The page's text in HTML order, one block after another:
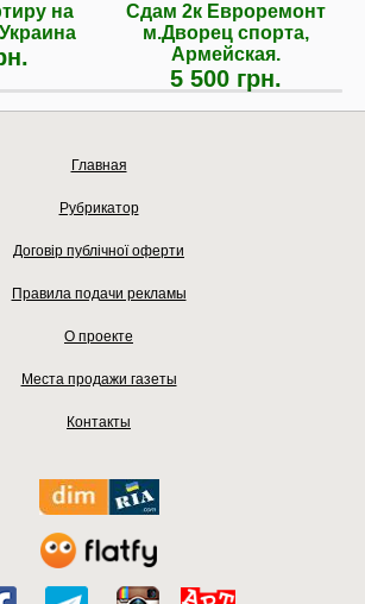
на
Сдам 2к Евроремонт
м.Дворец спорта,
Армейская.
5 500 грн.
Главная
Рубрикатор
Договір публічної оферти
Правила подачи рекламы
О проекте
Места продажи газеты
Контакты